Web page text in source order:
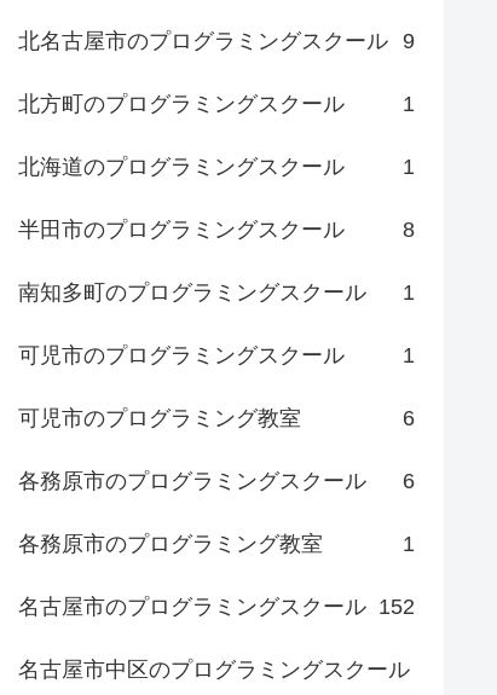
北名古屋市のプログラミングスクール 9
北方町のプログラミングスクール 1
北海道のプログラミングスクール 1
半田市のプログラミングスクール 8
南知多町のプログラミングスクール 1
可児市のプログラミングスクール 1
可児市のプログラミング教室 6
各務原市のプログラミングスクール 6
各務原市のプログラミング教室 1
名古屋市のプログラミングスクール 152
名古屋市中区のプログラミングスクール